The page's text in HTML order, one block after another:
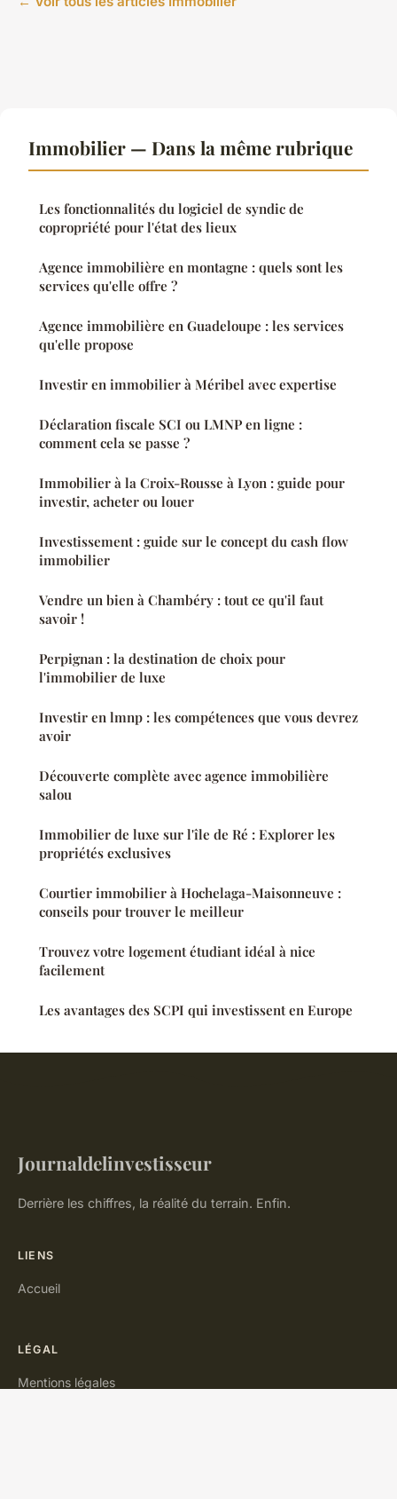
Immobilier — Dans la même rubrique
Les fonctionnalités du logiciel de syndic de
copropriété pour l'état des lieux
Agence immobilière en montagne : quels sont les
services qu'elle offre ?
Agence immobilière en Guadeloupe : les services
qu'elle propose
Investir en immobilier à Méribel avec expertise
Déclaration fiscale SCI ou LMNP en ligne :
comment cela se passe ?
Immobilier à la Croix-Rousse à Lyon : guide pour
investir, acheter ou louer
Investissement : guide sur le concept du cash flow
immobilier
Vendre un bien à Chambéry : tout ce qu'il faut
savoir !
Perpignan : la destination de choix pour
l'immobilier de luxe
Investir en lmnp : les compétences que vous devrez
avoir
Découverte complète avec agence immobilière
salou
Immobilier de luxe sur l'île de Ré : Explorer les
propriétés exclusives
Courtier immobilier à Hochelaga-Maisonneuve :
conseils pour trouver le meilleur
Trouvez votre logement étudiant idéal à nice
facilement
Les avantages des SCPI qui investissent en Europe
Journaldelinvestisseur
Derrière les chiffres, la réalité du terrain. Enfin.
LIENS
Accueil
LÉGAL
Mentions légales